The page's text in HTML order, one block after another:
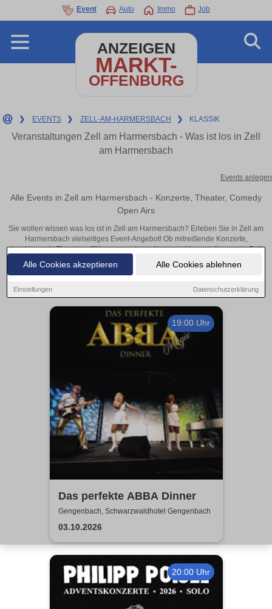
Alle Cookies akzeptieren Alle Cookies ablehnen
Einstellungen Datenschutzerklärung
Event Auto Immo Job
ANZEIGEN
MARKT-
OFFENBURG
❯ EVENTS ❯ ZELL-AM-HARMERSBACH ❯ KLASSIK
Veranstaltungen Zell am Harmersbach - Was ist los in Zell
am Harmersbach
Events anlegen
Alle Events in Zell am Harmersbach - Konzerte, Theater, Comedy
Open Airs
Sie wollen wissen was los ist in Zell am Harmersbach? Erleben Sie in Zell am
Harmersbach vielseitiges Event-Angebot! Ob mitreißende Konzerte,
inspirierende Theateraufführungen oder aufregende Veranstaltungen in Zell
am Harmersbach – hier finden alles im Überblick und Tickets.
19:00 Uhr
Das perfekte ABBA Dinner
Gengenbach, Schwarzwaldhotel Gengenbach
03.10.2026
20:00 Uhr